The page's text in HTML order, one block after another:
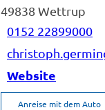
49838 Wettrup
0152 22899000
Website
Anreise mit dem Auto